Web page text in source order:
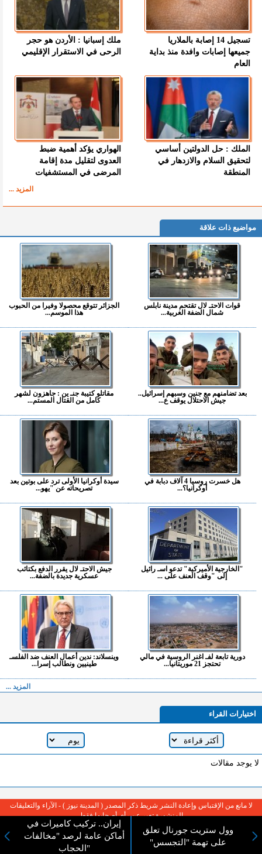
تسجيل 14 إصابة بالملاريا
جميعها إصابات وافدة منذ بداية
العام
ملك إسبانيا : الأردن هو حجر
الرحى في الاستقرار الإقليمي
الملك : حل الدولتين أساسي
لتحقيق السلام والازدهار في
المنطقة
الهواري يؤكد أهمية ضبط
العدوى لتقليل مدة إقامة
المرضى في المستشفيات
المزيد ...
مواضيع ذات علاقة
قوات الاحتـ لال تقتحم مدينة نابلس
شمال الضفة الغربية...
الجزائر تتوقع محصولا وفيرا من الحبوب
هذا الموسم...
بعد تضامنهم مع جنين وسبهم إسرائيل..
جيش الاحتلال يوقف ع...
مقاتلو كتيبة جنـ ين : جاهزون لشهر
كامل من القتال المستم...
هل خسرت روسيا 4 آلاف دبابة في
أوكرانيا؟...
سيدة أوكرانيا الأولى ترد على بوتين بعد
تصريحاته عن "يهو...
"الخارجية الأميركية" تدعو اسـ رائيل
إلى "وقف العنف على ...
جيش الاحتـ لال يقرر الدفع بكتائب
عسكرية جديدة بالضفة...
دورية تابعة لفـ اغنر الروسية في مالي
تحتجز 21 موريتانيا...
وينسلاند: ندين أعمال العنف ضد الفلسـ
طينيين ونطالب إسرا...
المزيد ...
اختيارات القراء
لا يوجد مقالات
وول ستريت جورنال تعلق
على تهمة "التجسس"
إيران.. تركيب كاميرات في
أماكن عامة لرصد "مخالفات
الحجاب"
لا مانع من الإقتباس وإعادة النشر شريط ذكر المصدر ( المدينة نيوز ) - الآراء والتعليقات
المنشورة تعبر عن رأي أصحابها فقط